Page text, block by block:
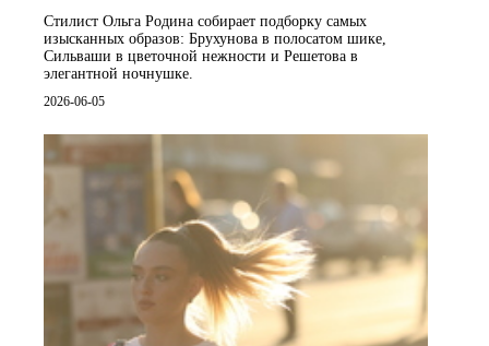
Стилист Ольга Родина собирает подборку самых
изысканных образов: Брухунова в полосатом шике,
Сильваши в цветочной нежности и Решетова в
элегантной ночнушке.
2026-06-05